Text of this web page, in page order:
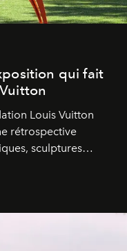
qui fait
Louis Vuitton
rétrospective
sculptures
l'artiste
par Frank Gehry